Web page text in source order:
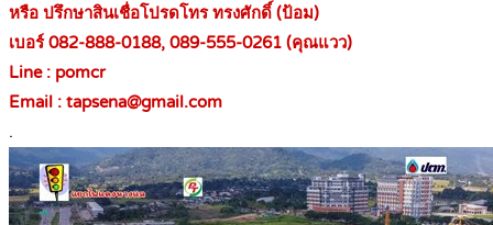
หรือ ปรึกษาสินเชื่อโปรดโทร ทรงศักดิ์ (ป้อม)
เบอร์ 082-888-0188, 089-555-0261 (คุณแวว)
Line : pomcr
Email : tapsena@gmail.com
.